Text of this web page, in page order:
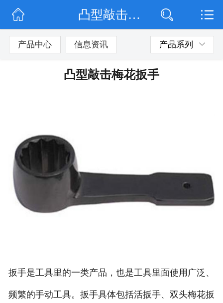
网站首页
公司简介
凸型敲击梅花扳手
产品中心 信息资讯 产品系列
凸型敲击梅花扳手
扳手是工具里的一类产品，也是工具里面使用广泛、
频繁的手动工具。扳手具体包括活扳手、双头梅花扳